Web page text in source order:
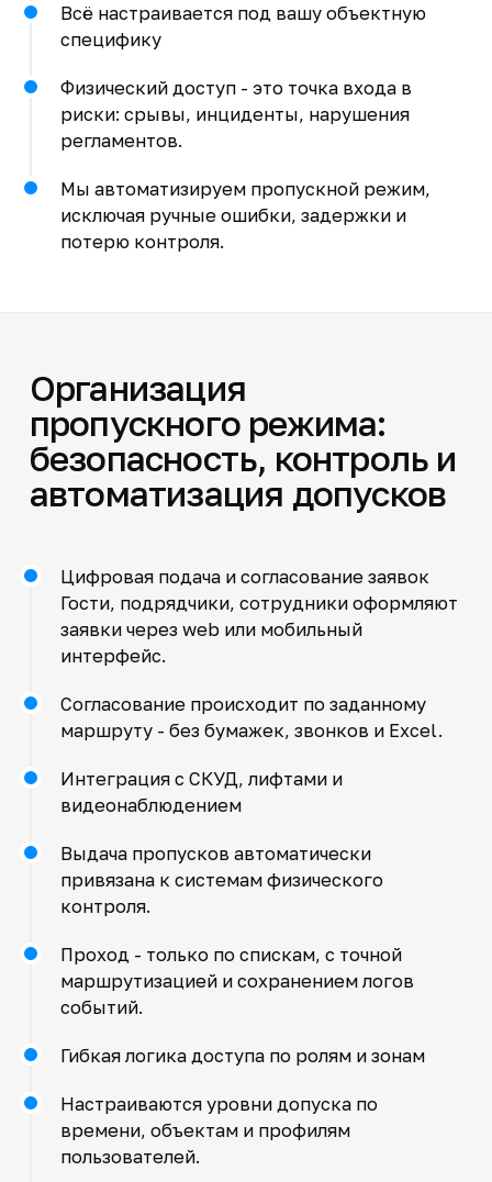
Всё настраивается под вашу объектную
специфику
Физический доступ - это точка входа в
риски: срывы, инциденты, нарушения
регламентов.
Мы автоматизируем пропускной режим,
исключая ручные ошибки, задержки и
потерю контроля.
Организация
пропускного режима:
безопасность, контроль и
автоматизация допусков
Цифровая подача и согласование заявок
Гости, подрядчики, сотрудники оформляют
заявки через web или мобильный
интерфейс.
Согласование происходит по заданному
маршруту - без бумажек, звонков и Excel.
Интеграция с СКУД, лифтами и
видеонаблюдением
Выдача пропусков автоматически
привязана к системам физического
контроля.
Проход - только по спискам, с точной
маршрутизацией и сохранением логов
событий.
Гибкая логика доступа по ролям и зонам
Настраиваются уровни допуска по
времени, объектам и профилям
пользователей.